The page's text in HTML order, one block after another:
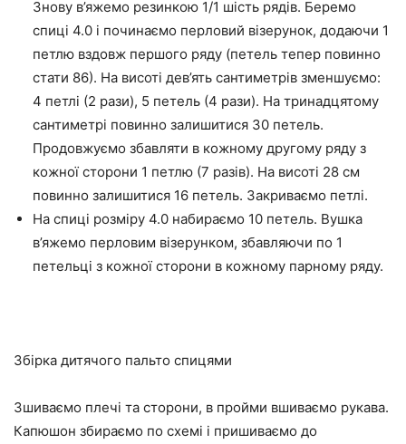
Знову в’яжемо резинкою 1/1 шість рядів. Беремо
спиці 4.0 і починаємо перловий візерунок, додаючи 1
петлю вздовж першого ряду (петель тепер повинно
стати 86). На висоті дев’ять сантиметрів зменшуємо:
4 петлі (2 рази), 5 петель (4 рази). На тринадцятому
сантиметрі повинно залишитися 30 петель.
Продовжуємо збавляти в кожному другому ряду з
кожної сторони 1 петлю (7 разів). На висоті 28 см
повинно залишитися 16 петель. Закриваємо петлі.
На спиці розміру 4.0 набираємо 10 петель. Вушка
в’яжемо перловим візерунком, збавляючи по 1
петельці з кожної сторони в кожному парному ряду.
Збірка дитячого пальто спицями
Зшиваємо плечі та сторони, в пройми вшиваємо рукава.
Капюшон збираємо по схемі і пришиваємо до